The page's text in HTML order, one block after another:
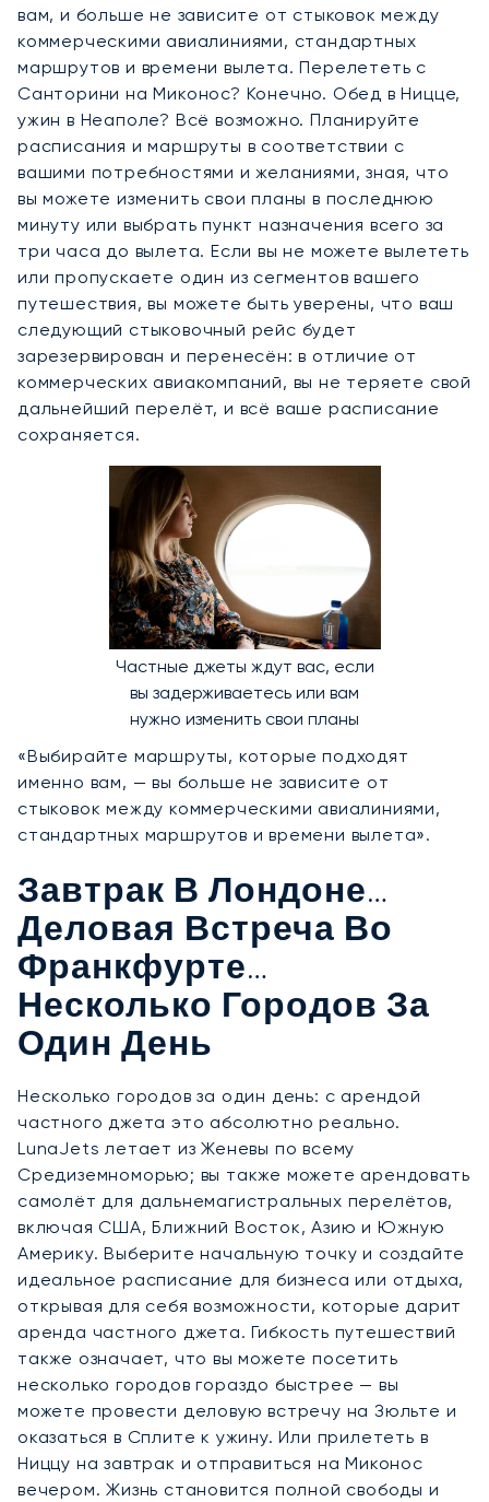
вам, и больше не зависите от стыковок между
коммерческими авиалиниями, стандартных
маршрутов и времени вылета. Перелететь с
Санторини на Миконос? Конечно. Обед в Ницце,
ужин в Неаполе? Всё возможно. Планируйте
расписания и маршруты в соответствии с
вашими потребностями и желаниями, зная, что
вы можете изменить свои планы в последнюю
минуту или выбрать пункт назначения всего за
три часа до вылета. Если вы не можете вылететь
или пропускаете один из сегментов вашего
путешествия, вы можете быть уверены, что ваш
следующий стыковочный рейс будет
зарезервирован и перенесён: в отличие от
коммерческих авиакомпаний, вы не теряете свой
дальнейший перелёт, и всё ваше расписание
сохраняется.
Частные джеты ждут вас, если
вы задерживаетесь или вам
нужно изменить свои планы
«Выбирайте маршруты, которые подходят
именно вам, — вы больше не зависите от
стыковок между коммерческими авиалиниями,
стандартных маршрутов и времени вылета».
Завтрак В Лондоне…
Деловая Встреча Во
Франкфурте…
Несколько Городов За
Один День
Несколько городов за один день: с арендой
частного джета это абсолютно реально.
LunaJets летает из Женевы по всему
Средиземноморью; вы также можете арендовать
самолёт для дальнемагистральных перелётов,
включая США, Ближний Восток, Азию и Южную
Америку. Выберите начальную точку и создайте
идеальное расписание для бизнеса или отдыха,
открывая для себя возможности, которые дарит
аренда частного джета. Гибкость путешествий
также означает, что вы можете посетить
несколько городов гораздо быстрее — вы
можете провести деловую встречу на Зюльте и
оказаться в Сплите к ужину. Или прилететь в
Ниццу на завтрак и отправиться на Миконос
вечером. Жизнь становится полной свободы и